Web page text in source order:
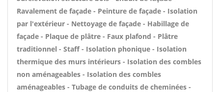
Ravalement de façade - Peinture de façade - Isolation
par l'extérieur - Nettoyage de façade - Habillage de
façade - Plaque de plâtre - Faux plafond - Plâtre
traditionnel - Staff - Isolation phonique - Isolation
thermique des murs intérieurs - Isolation des combles
non aménageables - Isolation des combles
aménageables - Tubage de conduits de cheminées -